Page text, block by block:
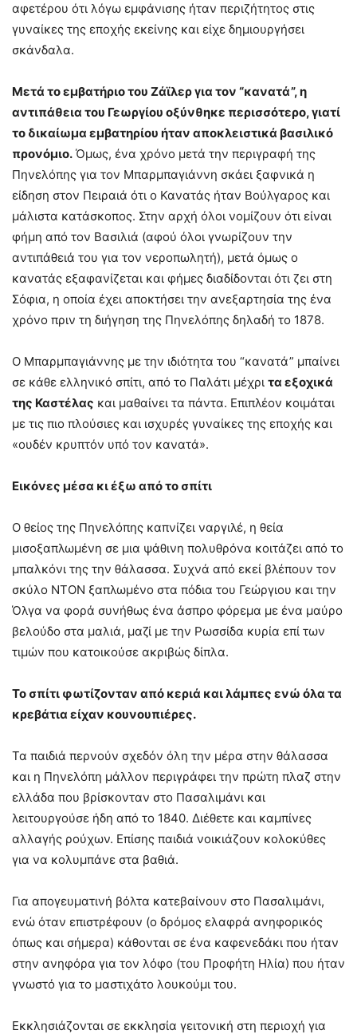
αφετέρου ότι λόγω εμφάνισης ήταν περιζήτητος στις
γυναίκες της εποχής εκείνης και είχε δημιουργήσει
σκάνδαλα.
Μετά το εμβατήριο του Ζάϊλερ για τον “κανατά”, η
αντιπάθεια του Γεωργίου οξύνθηκε περισσότερο, γιατί
το δικαίωμα εμβατηρίου ήταν αποκλειστικά βασιλικό
προνόμιο. Όμως, ένα χρόνο μετά την περιγραφή της
Πηνελόπης για τον Μπαρμπαγιάννη σκάει ξαφνικά η
είδηση στον Πειραιά ότι ο Κανατάς ήταν Βούλγαρος και
μάλιστα κατάσκοπος. Στην αρχή όλοι νομίζουν ότι είναι
φήμη από τον Βασιλιά (αφού όλοι γνωρίζουν την
αντιπάθειά του για τον νεροπωλητή), μετά όμως ο
κανατάς εξαφανίζεται και φήμες διαδίδονται ότι ζει στη
Σόφια, η οποία έχει αποκτήσει την ανεξαρτησία της ένα
χρόνο πριν τη διήγηση της Πηνελόπης δηλαδή το 1878.
Ο Μπαρμπαγιάννης με την ιδιότητα του “κανατά” μπαίνει
σε κάθε ελληνικό σπίτι, από το Παλάτι μέχρι τα εξοχικά
της Καστέλας και μαθαίνει τα πάντα. Επιπλέον κοιμάται
με τις πιο πλούσιες και ισχυρές γυναίκες της εποχής και
«ουδέν κρυπτόν υπό τον κανατά».
Εικόνες μέσα κι έξω από το σπίτι
Ο θείος της Πηνελόπης καπνίζει ναργιλέ, η θεία
μισοξαπλωμένη σε μια ψάθινη πολυθρόνα κοιτάζει από το
μπαλκόνι της την θάλασσα. Συχνά από εκεί βλέπουν τον
σκύλο ΝΤΟΝ ξαπλωμένο στα πόδια του Γεώργιου και την
Όλγα να φορά συνήθως ένα άσπρο φόρεμα με ένα μαύρο
βελούδο στα μαλιά, μαζί με την Ρωσσίδα κυρία επί των
τιμών που κατοικούσε ακριβώς δίπλα.
Το σπίτι φωτίζονταν από κεριά και λάμπες ενώ όλα τα
κρεβάτια είχαν κουνουπιέρες.
Τα παιδιά περνούν σχεδόν όλη την μέρα στην θάλασσα
και η Πηνελόπη μάλλον περιγράφει την πρώτη πλαζ στην
ελλάδα που βρίσκονταν στο Πασαλιμάνι και
λειτουργούσε ήδη από το 1840. Διέθετε και καμπίνες
αλλαγής ρούχων. Επίσης παιδιά νοικιάζουν κολοκύθες
για να κολυμπάνε στα βαθιά.
Για απογευματινή βόλτα κατεβαίνουν στο Πασαλιμάνι,
ενώ όταν επιστρέφουν (ο δρόμος ελαφρά ανηφορικός
όπως και σήμερα) κάθονται σε ένα καφενεδάκι που ήταν
στην ανηφόρα για τον λόφο (του Προφήτη Ηλία) που ήταν
γνωστό για το μαστιχάτο λουκούμι του.
Εκκλησιάζονται σε εκκλησία γειτονική στη περιοχή για